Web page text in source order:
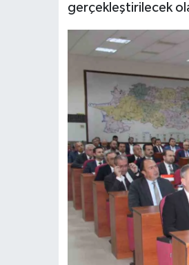
gerçekleştirilecek